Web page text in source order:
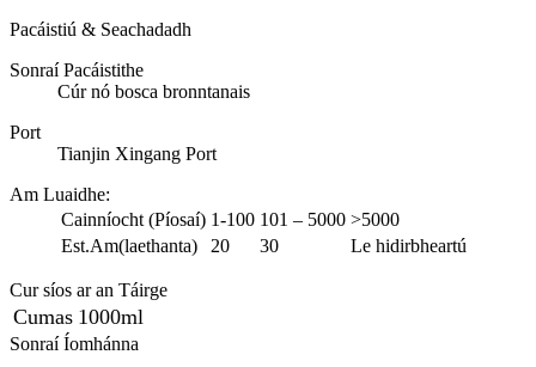
Pacáistiú & Seachadadh
Sonraí Pacáistithe
Cúr nó bosca bronntanais
Port
Tianjin Xingang Port
Am Luaidhe:
Cainníocht (Píosaí) 1-100 101 – 5000 >5000
Est.Am(laethanta)
20 30 Le hidirbheartú
Cur síos ar an Táirge
Cumas 1000ml
Sonraí Íomhánna